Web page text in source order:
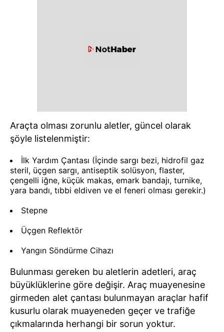
Araçta olması zorunlu aletler, güncel olarak
şöyle listelenmiştir:
İlk Yardım Çantası (İçinde sargı bezi, hidrofil gaz
steril, üçgen sargı, antiseptik solüsyon, flaster,
çengelli iğne, küçük makas, emark bandajı, turnike,
yara bandı, tıbbi eldiven ve el feneri olması gerekir.)
Stepne
Üçgen Reflektör
Yangın Söndürme Cihazı
Bulunması gereken bu aletlerin adetleri, araç
büyüklüklerine göre değişir. Araç muayenesine
girmeden alet çantası bulunmayan araçlar hafif
kusurlu olarak muayeneden geçer ve trafiğe
çıkmalarında herhangi bir sorun yoktur.